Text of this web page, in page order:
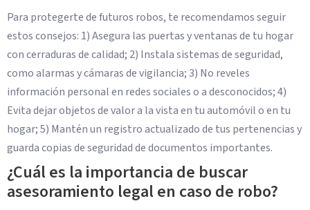
Para protegerte de futuros robos, te recomendamos seguir
estos consejos: 1) Asegura las puertas y ventanas de tu hogar
con cerraduras de calidad; 2) Instala sistemas de seguridad,
como alarmas y cámaras de vigilancia; 3) No reveles
información personal en redes sociales o a desconocidos; 4)
Evita dejar objetos de valor a la vista en tu automóvil o en tu
hogar; 5) Mantén un registro actualizado de tus pertenencias y
guarda copias de seguridad de documentos importantes.
¿Cuál es la importancia de buscar
asesoramiento legal en caso de robo?